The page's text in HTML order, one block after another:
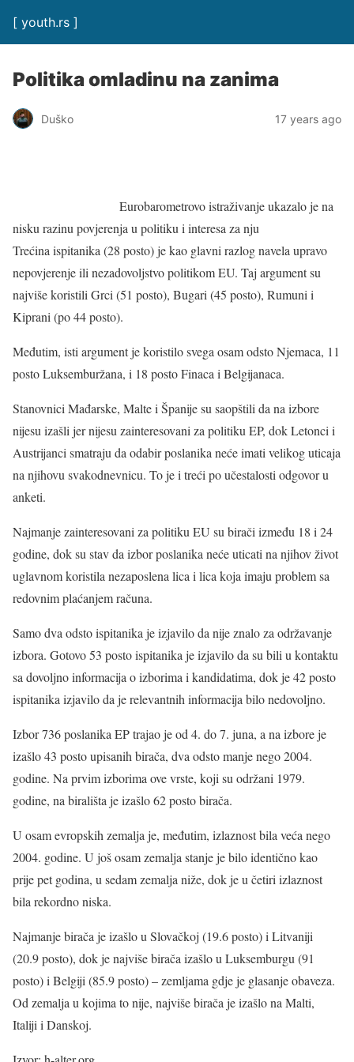
[ youth.rs ]
Politika omladinu na zanima
Duško 17 years ago
Eurobarometrovo istraživanje ukazalo je na
nisku razinu povjerenja u politiku i interesa za nju
Trećina ispitanika (28 posto) je kao glavni razlog navela upravo
nepovjerenje ili nezadovoljstvo politikom EU. Taj argument su
najviše koristili Grci (51 posto), Bugari (45 posto), Rumuni i
Kiprani (po 44 posto).
Međutim, isti argument je koristilo svega osam odsto Njemaca, 11
posto Luksemburžana, i 18 posto Finaca i Belgijanaca.
Stanovnici Mađarske, Malte i Španije su saopštili da na izbore
nijesu izašli jer nijesu zainteresovani za politiku EP, dok Letonci i
Austrijanci smatraju da odabir poslanika neće imati velikog uticaja
na njihovu svakodnevnicu. To je i treći po učestalosti odgovor u
anketi.
Najmanje zainteresovani za politiku EU su birači između 18 i 24
godine, dok su stav da izbor poslanika neće uticati na njihov život
uglavnom koristila nezaposlena lica i lica koja imaju problem sa
redovnim plaćanjem računa.
Samo dva odsto ispitanika je izjavilo da nije znalo za održavanje
izbora. Gotovo 53 posto ispitanika je izjavilo da su bili u kontaktu
sa dovoljno informacija o izborima i kandidatima, dok je 42 posto
ispitanika izjavilo da je relevantnih informacija bilo nedovoljno.
Izbor 736 poslanika EP trajao je od 4. do 7. juna, a na izbore je
izašlo 43 posto upisanih birača, dva odsto manje nego 2004.
godine. Na prvim izborima ove vrste, koji su održani 1979.
godine, na birališta je izašlo 62 posto birača.
U osam evropskih zemalja je, međutim, izlaznost bila veća nego
2004. godine. U još osam zemalja stanje je bilo identično kao
prije pet godina, u sedam zemalja niže, dok je u četiri izlaznost
bila rekordno niska.
Najmanje birača je izašlo u Slovačkoj (19.6 posto) i Litvaniji
(20.9 posto), dok je najviše birača izašlo u Luksemburgu (91
posto) i Belgiji (85.9 posto) – zemljama gdje je glasanje obaveza.
Od zemalja u kojima to nije, najviše birača je izašlo na Malti,
Italiji i Danskoj.